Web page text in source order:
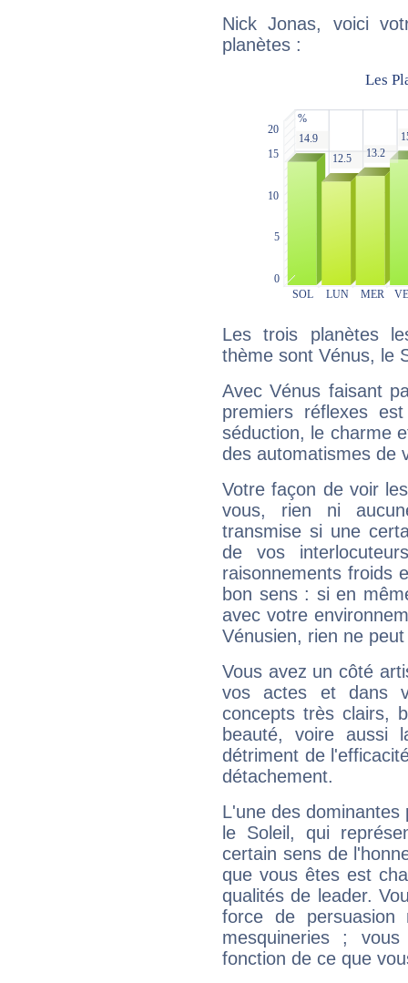
Nick Jonas, voici
planètes :
Les trois planètes
thème sont Vénus, le
Avec Vénus faisant
premiers réflexes
séduction, le charme
des automatismes de
Votre façon de voir
vous, rien ni
transmise si une
de vos
raisonnements froids
bon sens : si en
avec votre
Vénusien, rien ne
Vous avez un côté
vos actes et dans
concepts très clairs,
beauté, voire aussi
détriment de
détachement.
L'une des
le Soleil, qui
certain sens de
que vous êtes est
qualités de leader.
force de
mesquineries ;
fonction de ce que